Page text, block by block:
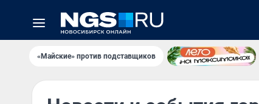
«Майские» против подставщиков